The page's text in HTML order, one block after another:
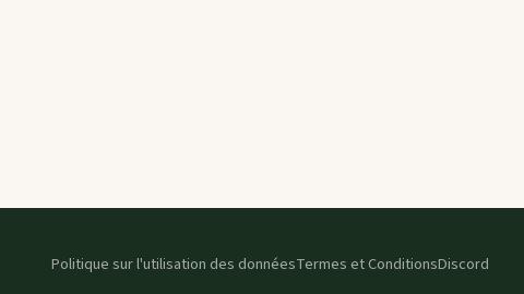
Politique sur l'utilisation des donnéesTermes et ConditionsDiscord